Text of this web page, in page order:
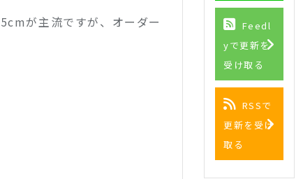
が主流ですが、オーダー
Feedl
yで更新を
受け取る
RSSで
更新を受け
取る